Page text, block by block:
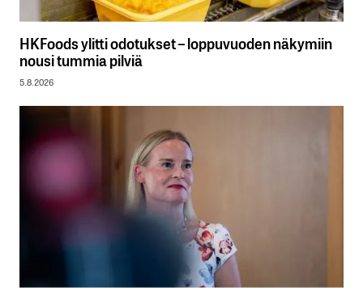
HKFoods ylitti odotukset – loppuvuoden näkymiin
nousi tummia pilviä
5.8.2026